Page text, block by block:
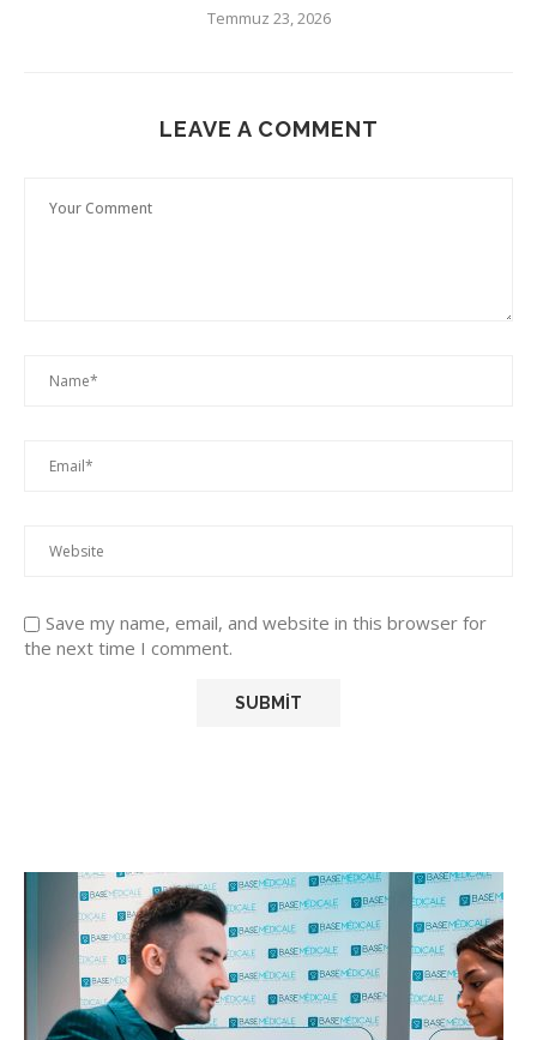
Temmuz 23, 2026
LEAVE A COMMENT
Save my name, email, and website in this browser for
the next time I comment.